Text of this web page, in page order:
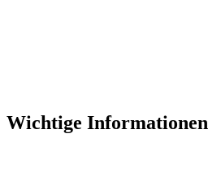
Wichtige Informationen